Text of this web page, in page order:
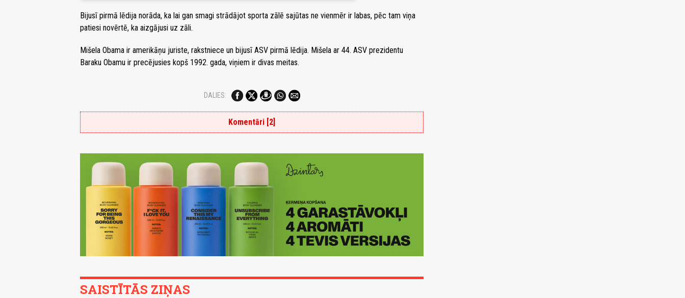
Bijusī pirmā lēdija norāda, ka lai gan smagi strādājot sporta zālē sajūtas ne vienmēr ir labas, pēc tam viņa
patiesi novērtē, ka aizgājusi uz zāli.
Mišela Obama ir amerikāņu juriste, rakstniece un bijusī ASV pirmā lēdija. Mišela ar 44. ASV prezidentu
Baraku Obamu ir precējusies kopš 1992. gada, viņiem ir divas meitas.
DALIES:
Komentāri [2]
SAISTĪTĀS ZIŅAS